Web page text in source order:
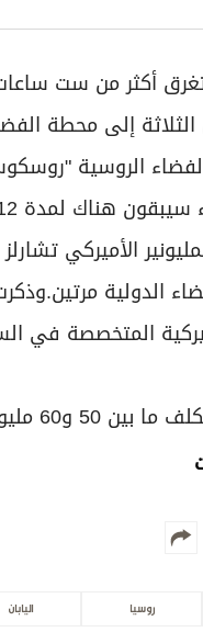
أكثر من ست
إلى محطة
الروسية
هناك لمدة 12 يوما.
الأميركي
الدولية
المتخصصة في
و60 مليون دولار.
روسيا اليابان